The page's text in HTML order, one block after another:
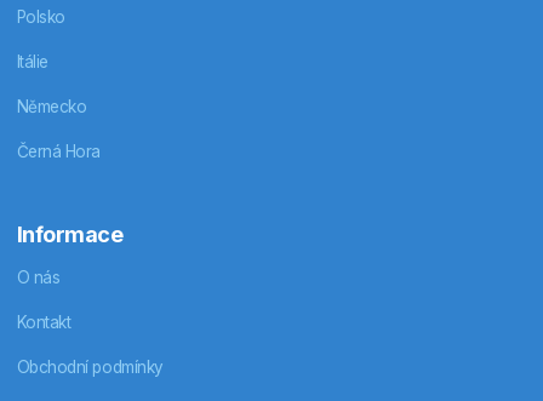
Polsko
Itálie
Německo
Černá Hora
Informace
O nás
Kontakt
Obchodní podmínky